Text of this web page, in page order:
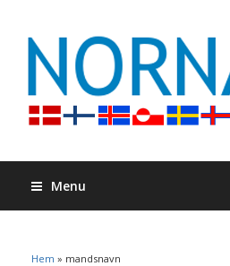
Menu
Du är här
Hem » mandsnavn